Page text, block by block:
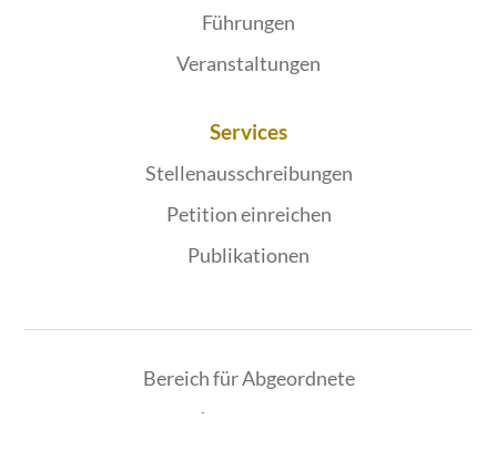
Führungen
Veranstaltungen
Services
Stellenausschreibungen
Petition einreichen
Publikationen
Bereich für Abgeordnete
Impressum